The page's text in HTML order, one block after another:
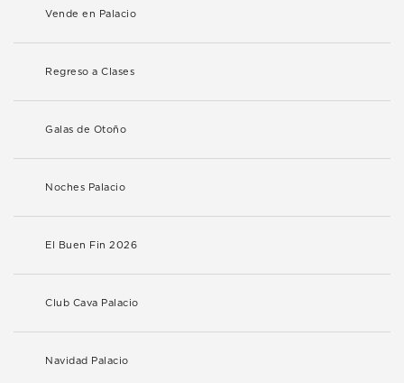
Vende en Palacio
Regreso a Clases
Galas de Otoño
Noches Palacio
El Buen Fin 2026
Club Cava Palacio
Navidad Palacio